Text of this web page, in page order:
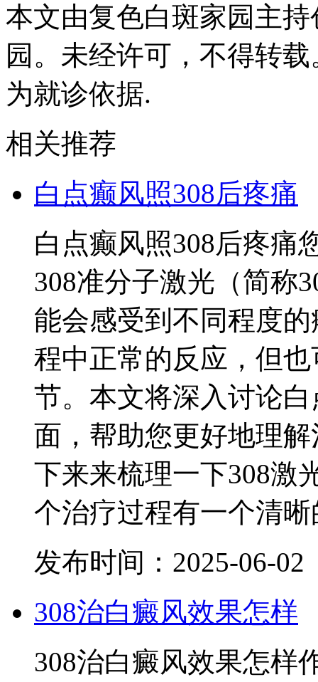
本文由复色白斑家园主
园。未经许可，不得转
为就诊依据.
相关推荐
白点癫风照308后疼痛
白点癫风照308后疼痛
308准分子激光（简称
能会感受到不同程度
程中正常的反应，但
节。本文将深入讨论
面，帮助您更好地理
下来来梳理一下308激
个治疗过程有一个清
发布时间：2025-06-02
308治白癜风效果怎样
308治白癜风效果怎样